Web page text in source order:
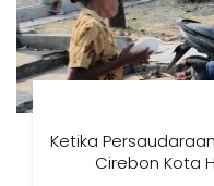
Ketika
Cirebon Kota